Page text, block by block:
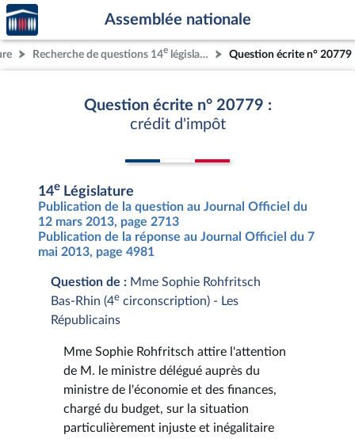
Aller au contenu
Aller en bas de la page
Accèder
à la
page
d'accueil
Assemblée nationale
Recherche de questions 14e législature Question écrite n° 20779
Question écrite n° 20779 :
crédit d'impôt
14e Législature
Publication de la question au Journal Officiel du
12 mars 2013, page 2713
Publication de la réponse au Journal Officiel du 7
mai 2013, page 4981
Question de : Mme Sophie Rohfritsch
Bas-Rhin (4e circonscription) - Les
Républicains
Mme Sophie Rohfritsch attire l'attention
de M. le ministre délégué auprès du
ministre de l'économie et des finances,
chargé du budget, sur la situation
particulièrement injuste et inégalitaire